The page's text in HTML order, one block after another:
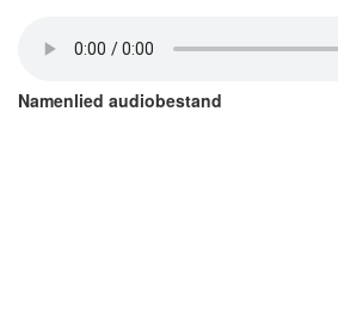
Namenlied audiobestand